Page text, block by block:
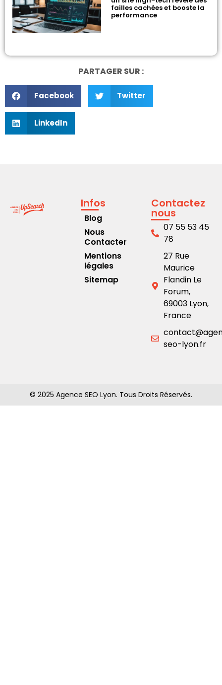
failles cachées et booste la
performance
PARTAGER SUR :
Facebook Twitter
LinkedIn
Infos
Blog
Nous
Contacter
Mentions
légales
Sitemap
Contactez
nous
07 55 53 45
78
27 Rue
Maurice
Flandin Le
Forum,
69003 Lyon,
France
seo-lyon.fr
© 2025 Agence SEO Lyon. Tous Droits Réservés.